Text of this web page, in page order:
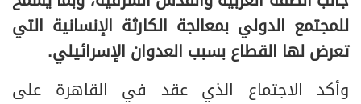
للمجتمع الدولي بمعالجة الكارثة الإنسانية التي
تعرض لها القطاع بسبب العدوان الإسرائيلي.
وأكد الاجتماع الذي عقد في القاهرة على